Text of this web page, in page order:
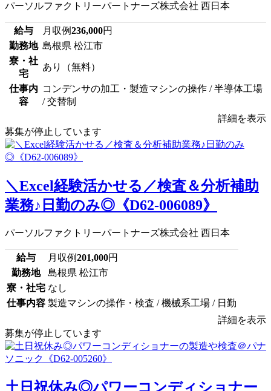
パーソルファクトリーパートナーズ株式会社 西日本
給与 月収例236,000円
勤務地 島根県 松江市
寮・社
宅
あり（無料）
仕事内
容
コンデンサの加工・製造マシンの操作 / 半導体工場
/ 交替制
詳細を表示
募集が停止しています
＼Excel経験活かせる／検査＆分析補助
業務♪日勤のみ◎《D62-006089》
パーソルファクトリーパートナーズ株式会社 西日本
給与 月収例201,000円
勤務地
島根県 松江市
寮・社宅 なし
仕事内容 製造マシンの操作・検査 / 機械系工場 / 日勤
詳細を表示
募集が停止しています
土日祝休み◎パワーコンディショナー